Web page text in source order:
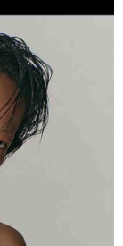
AFTEE先享後付」
。
可透過四大超商／
。
取消訂單，請聯絡
需透過AFTEE先享
示為準，若有關於
「AFTEE先享後付
home
付」服務完成之交